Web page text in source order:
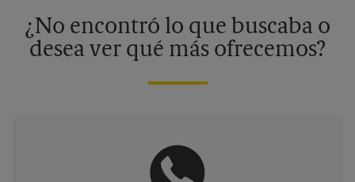
¿No encontró lo que buscaba o
desea ver qué más ofrecemos?